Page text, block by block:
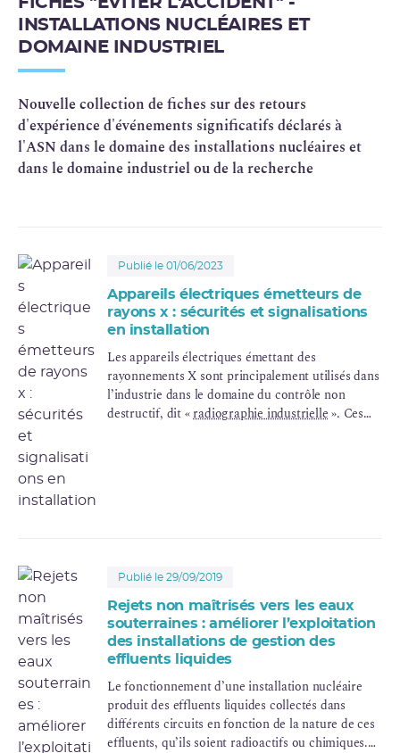
INSTALLATIONS NUCLÉAIRES ET
DOMAINE INDUSTRIEL
Nouvelle collection de fiches sur des retours
d'expérience d'événements significatifs déclarés à
l'ASN dans le domaine des installations nucléaires et
dans le domaine industriel ou de la recherche
Publié le 01/06/2023
Appareils électriques émetteurs de
rayons x : sécurités et signalisations
en installation
Les appareils électriques émettant des
rayonnements X sont principalement utilisés dans
l’industrie dans le domaine du contrôle non
destructif, dit «radiographie industrielle». Ces
Publié le 29/09/2019
Rejets non maîtrisés vers les eaux
souterraines : améliorer l’exploitation
des installations de gestion des
effluents liquides
Le fonctionnement d’une installation nucléaire
produit des effluents liquides collectés dans
différents circuits en fonction de la nature de ces
effluents, qu’ils soient radioactifs ou chimiques.